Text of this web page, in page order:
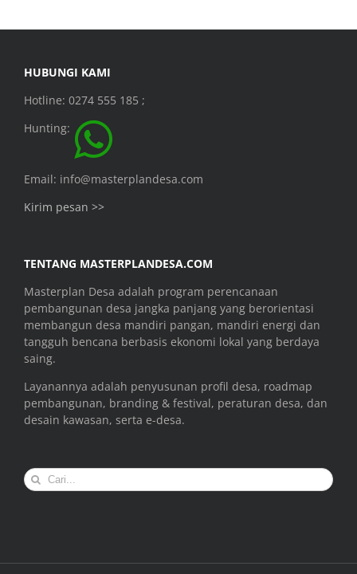
HUBUNGI KAMI
Hotline: 0274 555 185 ;
Hunting:
Email: info@masterplandesa.com
Kirim pesan >>
TENTANG MASTERPLANDESA.COM
Masterplan Desa adalah program perencanaan
pembangunan desa jangka panjang yang berorientasi
membangun desa mandiri pangan, mandiri energi dan
tangguh bencana berbasis ekonomi lokal yang berdaya
saing.
Layanannya adalah penyusunan profil desa, roadmap
pembangunan, branding & festival, peraturan desa, dan
desain kawasan, serta e-desa.
Search
for: